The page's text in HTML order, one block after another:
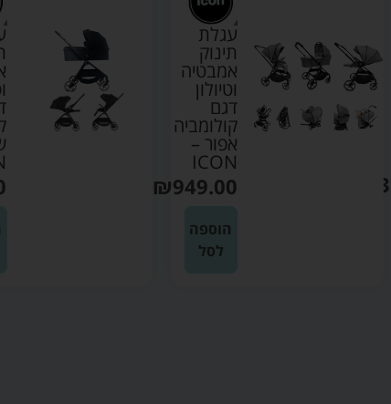
עגלת
תינוק
אמבטיה
וטיולון
דגם
קולומביה
אפור –
ICON
₪949.00
הוספה
לסל